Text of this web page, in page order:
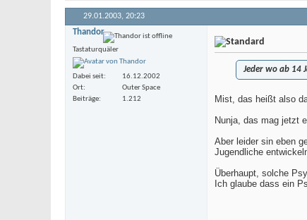
29.01.2003, 20:23
Thandor
Tastaturquäler
Dabei seit
16.12.2002
Ort
Outer Space
Beiträge
1.212
Jeder wo ab 14
Mist, das heißt also
Nunja, das mag jetzt
Aber leider sin eben
Jugendliche
Überhaupt, solche
Ich glaube dass ein